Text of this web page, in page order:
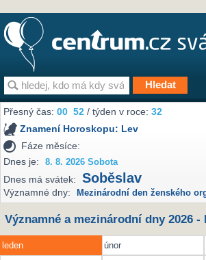
Přesný čas:00 52 / týden v roce:32
Znamení Horoskopu: Lev
Fáze měsíce:
Dnes je:
8. 8. 2026 Sobota
Dnes má svátek: Soběslav
Významné dny: Mezinárodní den ženského
Významné a mezinárodní dny 2026 -
leden únor